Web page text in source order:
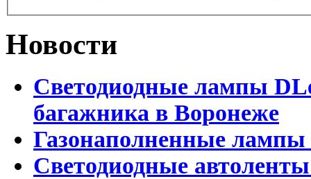
Новости
Светодиодные лампы
багажника в Воронеже
Газонаполненные
Светодиодные